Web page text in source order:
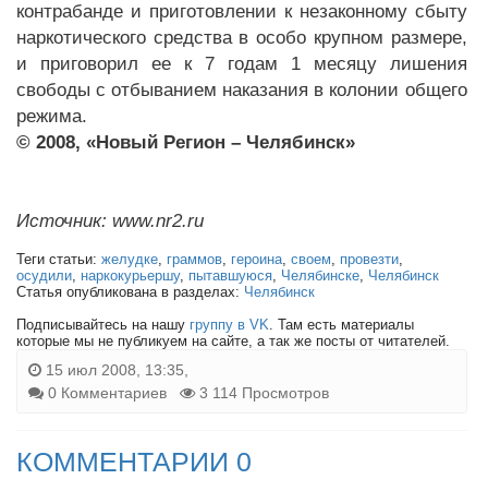
контрабанде и приготовлении к незаконному сбыту
наркотического средства в особо крупном размере,
и приговорил ее к 7 годам 1 месяцу лишения
свободы с отбыванием наказания в колонии общего
режима.
© 2008, «Новый Регион – Челябинск»
Источник: www.nr2.ru
Теги статьи: желудке, граммов, героина, своем, провезти,
осудили, наркокурьершу, пытавшуюся, Челябинске, Челябинск
Статья опубликована в разделах: Челябинск
Подписывайтесь на нашу группу в VK. Там есть материалы
которые мы не публикуем на сайте, а так же посты от читателей.
15 июл 2008, 13:35,
0 Комментариев
3 114 Просмотров
КОММЕНТАРИИ 0